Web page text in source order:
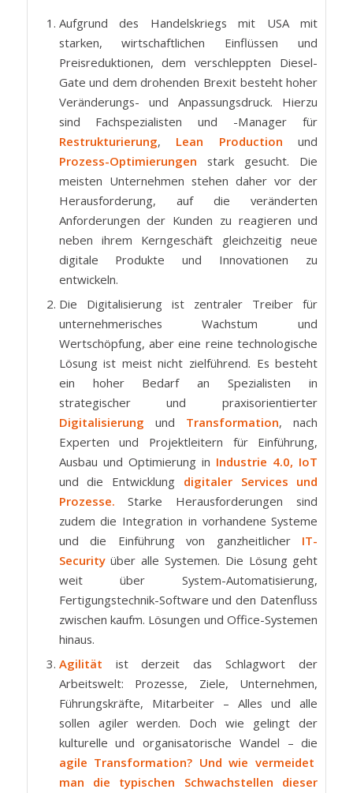
Aufgrund des Handelskriegs mit USA mit
starken, wirtschaftlichen Einflüssen und
Preisreduktionen, dem verschleppten Diesel-
Gate und dem drohenden Brexit besteht hoher
Veränderungs- und Anpassungsdruck. Hierzu
sind Fachspezialisten und -Manager für
Restrukturierung, Lean Production und
Prozess-Optimierungen stark gesucht. Die
meisten Unternehmen stehen daher vor der
Herausforderung, auf die veränderten
Anforderungen der Kunden zu reagieren und
neben ihrem Kerngeschäft gleichzeitig neue
digitale Produkte und Innovationen zu
entwickeln.
Die Digitalisierung ist zentraler Treiber für
unternehmerisches Wachstum und
Wertschöpfung, aber eine reine technologische
Lösung ist meist nicht zielführend. Es besteht
ein hoher Bedarf an Spezialisten in
strategischer und praxisorientierter
Digitalisierung und Transformation, nach
Experten und Projektleitern für Einführung,
Ausbau und Optimierung in Industrie 4.0, IoT
und die Entwicklung digitaler Services und
Prozesse.Starke Herausforderungen sind
zudem die Integration in vorhandene Systeme
und die Einführung von ganzheitlicher IT-
Securityüber alle Systemen. Die Lösung geht
weit über System-Automatisierung,
Fertigungstechnik-Software und den Daten­fluss
zwischen kaufm. Lösungen und Office-Systemen
hinaus.
Agilität ist derzeit das Schlagwort der
Arbeitswelt: Prozesse, Ziele, Unternehmen,
Führungskräfte, Mitarbeiter – Alles und alle
sollen agiler werden. Doch wie gelingt der
kulturelle und organisatorische Wandel – die
agile Transformation? Und wie vermeidet
man die typischen Schwachstellen dieser